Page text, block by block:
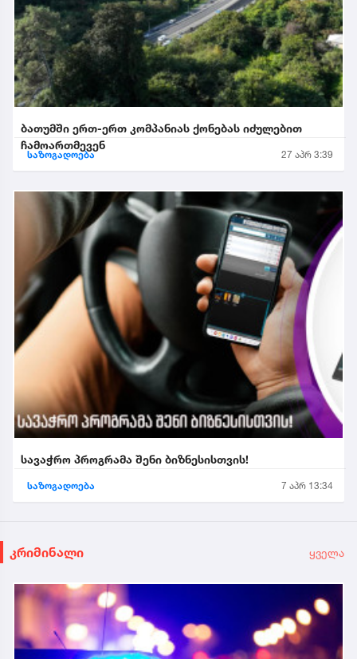
ბათუმში ერთ-ერთ კომპანიას ქონებას იძულებით
ჩამოართმევენ
საზოგადოება 27 აპრ 3:39
სავაჭრო პროგრამა შენი ბიზნესისთვის!
საზოგადოება 7 აპრ 13:34
კრიმინალი ყველა